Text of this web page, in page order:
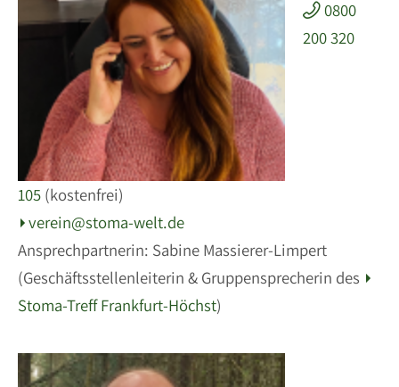
0800
200 320
105 (kostenfrei)
verein@stoma-welt.de
Ansprechpartnerin: Sabine Massierer-Limpert
(Geschäftsstellenleiterin & Gruppensprecherin des
Stoma-Treff Frankfurt-Höchst)